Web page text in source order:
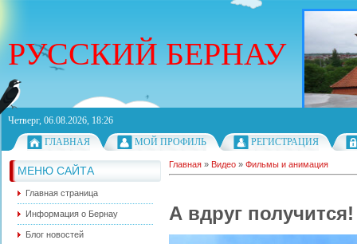
РУССКИЙ БЕРНАУ
Четверг, 06.08.2026, 18:26
ГЛАВНАЯ
МОЙ ПРОФИЛЬ РЕГИСТРАЦИЯ
МЕНЮ САЙТА
Главная страница
Информация о Бернау
Блог новостей
Главная » Видео » Фильмы и анимация
А вдруг получится!